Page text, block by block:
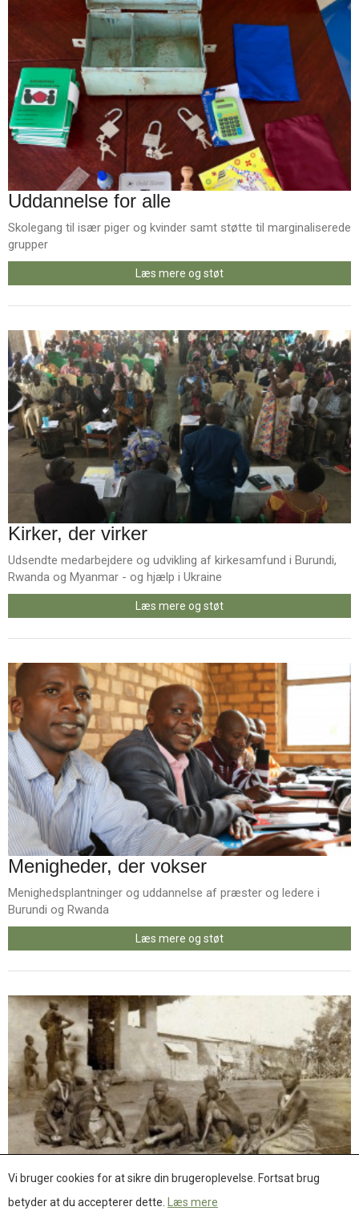
Uddannelse for alle
Skolegang til især piger og kvinder samt støtte til marginaliserede
grupper
Læs mere og støt
Kirker, der virker
Udsendte medarbejdere og udvikling af kirkesamfund i Burundi,
Rwanda og Myanmar - og hjælp i Ukraine
Læs mere og støt
Menigheder, der vokser
Menighedsplantninger og uddannelse af præster og ledere i
Burundi og Rwanda
Læs mere og støt
Jubilæumsprojekt
Vi bruger cookies for at sikre din brugeroplevelse. Fortsat brug
betyder at du accepterer dette.
Læs mere